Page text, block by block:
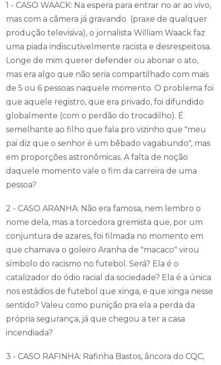
1 - CASO WAACK: Na espera para entrar no ar ao vivo,
mas com a câmera já gravando (praxe de qualquer
produção televisiva), o jornalista William Waack faz
uma piada indiscutivelmente racista e desrespeitosa.
Longe de mim querer defender ou abonar o ato,
mas era algo que não seria compartilhado com mais
de 5 ou 6 pessoas naquele momento. O problema foi
que aquele registro, que era privado, foi difundido
globalmente (com o perdão do trocadilho). É
semelhante ao filho que fala pro vizinho que "meu
pai diz que o senhor é um bêbado vagabundo", mas
em proporções astronômicas. A falta de noção
daquele momento vale o fim da carreira de uma
pessoa?
2 - CASO ARANHA: Não era famosa, nem lembro o
nome dela, mas a torcedora gremista que, por um
conjuntura de azares, foi filmada no momento em
que chamava o goleiro Aranha de "macaco" virou
símbolo do racismo no futebol. Será? Ela é o
catalizador do ódio racial da sociedade? Ela é a única
nos estádios de futebol que xinga, e que xinga nesse
sentido? Valeu como punição pra ela a perda da
própria segurança, já que chegou a ter a casa
incendiada?
3 - CASO RAFINHA: Rafinha Bastos, âncora do CQC,